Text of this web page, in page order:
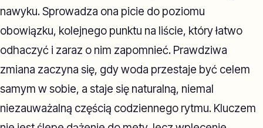
nawyku. Sprowadza ona picie do poziomu
obowiązku, kolejnego punktu na liście, który łatwo
odhaczyć i zaraz o nim zapomnieć. Prawdziwa
zmiana zaczyna się, gdy woda przestaje być celem
samym w sobie, a staje się naturalną, niemal
niezauważalną częścią codziennego rytmu. Kluczem